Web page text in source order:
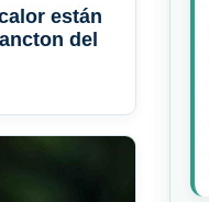
están
del